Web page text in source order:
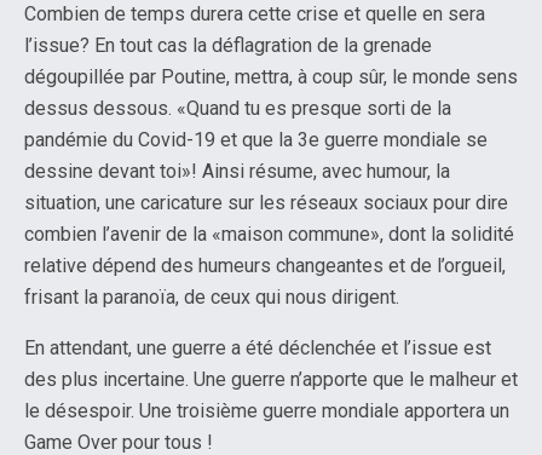
Combien de temps durera cette crise et quelle en sera
l’issue? En tout cas la déflagration de la grenade
dégoupillée par Poutine, mettra, à coup sûr, le monde sens
dessus dessous. «Quand tu es presque sorti de la
pandémie du Covid-19 et que la 3e guerre mondiale se
dessine devant toi»! Ainsi résume, avec humour, la
situation, une caricature sur les réseaux sociaux pour dire
combien l’avenir de la «maison commune», dont la solidité
relative dépend des humeurs changeantes et de l’orgueil,
frisant la paranoïa, de ceux qui nous dirigent.
En attendant, une guerre a été déclenchée et l’issue est
des plus incertaine. Une guerre n’apporte que le malheur et
le désespoir. Une troisième guerre mondiale apportera un
Game Over pour tous !